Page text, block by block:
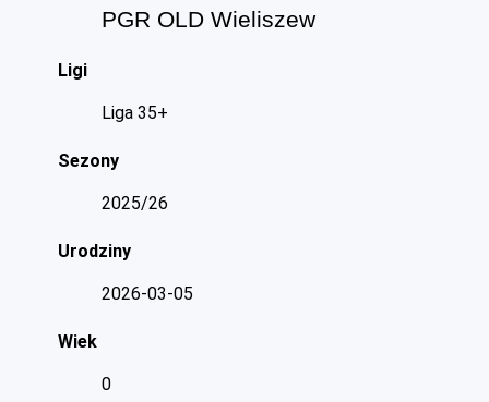
PGR OLD Wieliszew
Ligi
Liga 35+
Sezony
2025/26
Urodziny
2026-03-05
Wiek
0